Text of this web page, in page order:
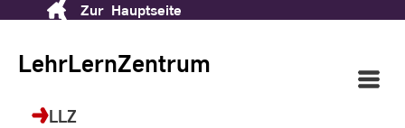
Content
Zur Hauptseite
LehrLernZentrum
LLZ
Open
Main